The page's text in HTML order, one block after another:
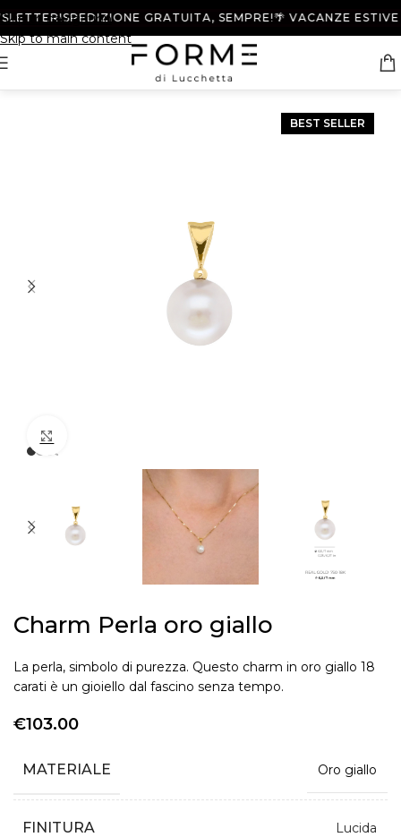
Skip to navigation
Skip to main content
SPEDIZIONE GRATUITA, SEMPRE!🌴 VACANZE ESTIVE
BEST SELLER
Charm Perla oro giallo
La perla, simbolo di purezza. Questo charm in oro giallo 18
carati è un gioiello dal fascino senza tempo.
€103.00
MATERIALE Oro giallo
FINITURA Lucida